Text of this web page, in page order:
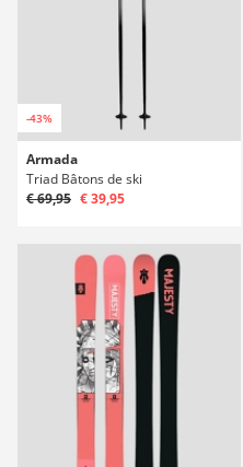
-43%
Armada
Triad Bâtons de ski
€ 69,95 € 39,95